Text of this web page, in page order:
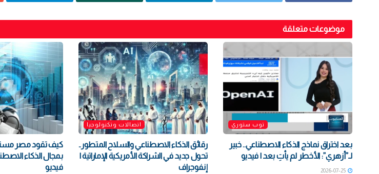
موضوعات متعلقة
توب ستوري
بعد اختراق نماذج الذكاء الاصطناعي.. خبير
لـ”أزهري”: الأخطر لم يأتِ بعد | فيديو
2026-07-25
اتصالات وتكنولوجيا
رقائق الذكاء الاصطناعي والسلاح المتطور..
تحول جديد في الشراكة الأمريكية الإماراتية |
إنفوجراف
كيف تقود مصر
بمجال الذكاء
فيديو